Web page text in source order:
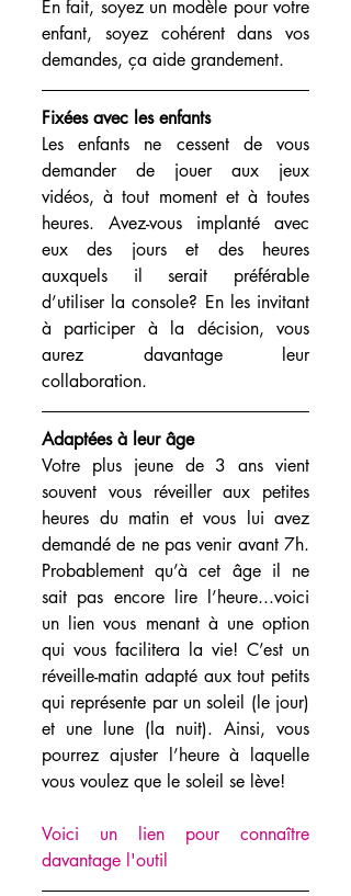
En fait, soyez un modèle pour votre
enfant, soyez cohérent dans vos
demandes, ça aide grandement.
Fixées avec les enfants
Les enfants ne cessent de vous
demander de jouer aux jeux
vidéos, à tout moment et à toutes
heures. Avez-vous implanté avec
eux des jours et des heures
auxquels il serait préférable
d’utiliser la console? En les invitant
à participer à la décision, vous
aurez davantage leur
collaboration.
Adaptées à leur âge
Votre plus jeune de 3 ans vient
souvent vous réveiller aux petites
heures du matin et vous lui avez
demandé de ne pas venir avant 7h.
Probablement qu’à cet âge il ne
sait pas encore lire l’heure...voici
un lien vous menant à une option
qui vous facilitera la vie! C’est un
réveille-matin adapté aux tout petits
qui représente par un soleil (le jour)
et une lune (la nuit). Ainsi, vous
pourrez ajuster l’heure à laquelle
vous voulez que le soleil se lève!
Voici un lien pour connaître
davantage l'outil